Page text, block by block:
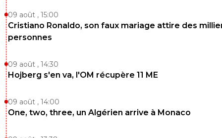
09 août , 15:00
Cristiano Ronaldo, son faux mariage attire des
personnes
09 août , 14:30
Hojberg s'en va, l'OM récupère 11 ME
09 août , 14:00
One, two, three, un Algérien arrive à Monaco